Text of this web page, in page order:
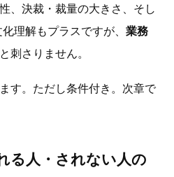
、決裁・裁量の大きさ、そし
理解もプラスですが、 業務
刺さりません。
す。ただし条件付き。次章で
る人・されない人の